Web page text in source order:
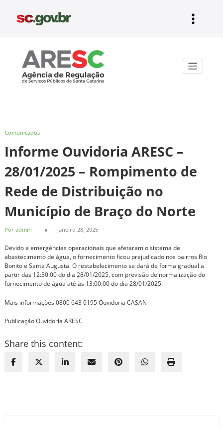
Comunicados
Informe Ouvidoria ARESC –
28/01/2025 – Rompimento de
Rede de Distribuição no
Município de Braço do Norte
Por admin janeiro 28, 2025
Devido a emergências operacionais que afetaram o sistema de
abastecimento de água, o fornecimento ficou prejudicado nos bairros Rio
Bonito e Santa Augusta. O restabelecimento se dará de forma gradual a
partir das 12:30:00 do dia 28/01/2025, com previsão de normalização do
fornecimento de água até às 13:00:00 do dia 28/01/2025.
Mais informações 0800 643 0195 Ouvidoria CASAN
Publicação Ouvidoria ARESC
Share this content: